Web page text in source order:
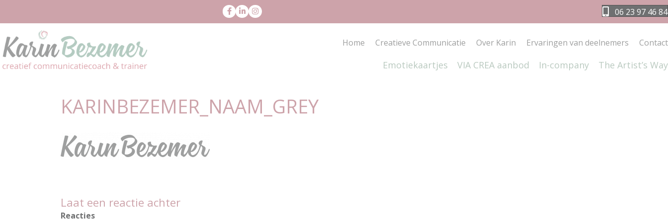
06 23 97 46 84
Home Creatieve Communicatie Over Karin Ervaringen van deelnemers Contact
Emotiekaartjes VIA CREA aanbod In-company The Artist’s Way
KARINBEZEMER_NAAM_GREY
Laat een reactie achter
Reacties